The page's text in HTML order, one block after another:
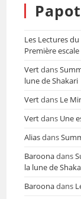
Les Lectures
Première
Vertdans
lune de Shakari
Vertdans Le
Vertdans Une
Aliasdans
Baroonadans
la lune de
Baroonadans